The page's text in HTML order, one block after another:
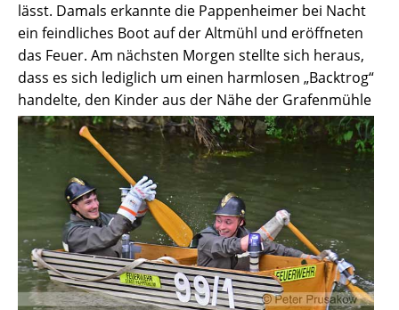
lässt. Damals erkannte die Pappenheimer bei Nacht
ein feindliches Boot auf der Altmühl und eröffneten
das Feuer. Am nächsten Morgen stellte sich heraus,
dass es sich lediglich um einen harmlosen „Backtrog“
handelte, den Kinder aus der Nähe der Grafenmühle